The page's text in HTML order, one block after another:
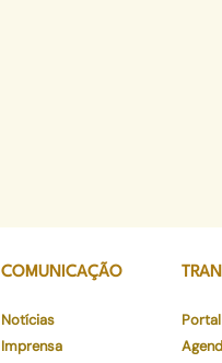
COMUNICAÇÃO
Notícias
Imprensa